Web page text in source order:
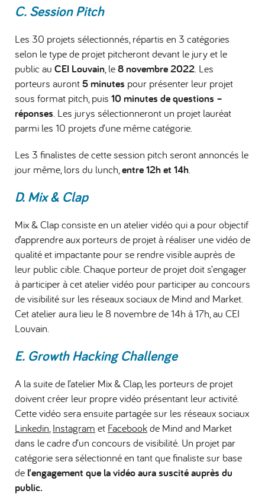
C. Session Pitch
Les 30 projets sélectionnés, répartis en 3 catégories
selon le type de projet pitcheront devant le jury et le
public au CEI Louvain , le8 novembre 2022 . Les
porteurs auront5 minutes pour présenter leur projet
sous format pitch, puis 10 minutes de questions –
réponses . Les jurys sélectionneront un projet lauréat
parmi les 10 projets d’une même catégorie.
Les 3 finalistes de cette session pitch seront annoncés le
jour même, lors du lunch, entre 12h et 14h
D. Mix & Clap
Mix & Clap consiste en un atelier vidéo qui a pour objectif
d’apprendre aux porteurs de projet à réaliser une vidéo de
qualité et impactante pour se rendre visible auprès de
leur public cible. Chaque porteur de projet doit s’engager
à participer à cet atelier vidéo pour participer au concours
de visibilité sur les réseaux sociaux de Mind and Market.
Cet atelier aura lieu le 8 novembre de 14h à 17h, au CEI
Louvain.
E. Growth Hacking Challenge
A la suite de l’atelier Mix & Clap, les porteurs de projet
doivent créer leur propre vidéo présentant leur activité.
Cette vidéo sera ensuite partagée sur les réseaux sociaux
Linkedin Instagram et Facebookde Mind and Market
dans le cadre d’un concours de visibilité. Un projet par
catégorie sera sélectionné en tant que finaliste sur base
de l’engagement que la vidéo aura suscité auprès du
public.